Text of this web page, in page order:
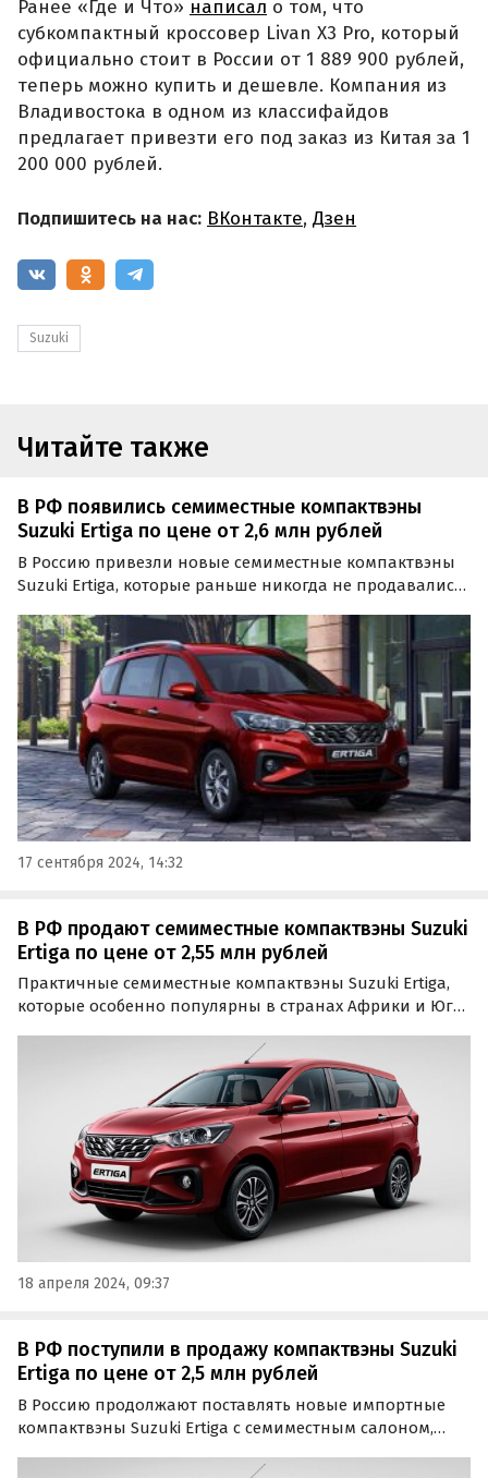
Ранее «Где и Что» написал о том, что
субкомпактный кроссовер Livan X3 Pro, который
официально стоит в России от 1 889 900 рублей,
теперь можно купить и дешевле. Компания из
Владивостока в одном из классифайдов
предлагает привезти его под заказ из Китая за 1
200 000 рублей.
Подпишитесь на нас: ВКонтакте, Дзен
Suzuki
Читайте также
В РФ появились семиместные компактвэны
Suzuki Ertiga по цене от 2,6 млн рублей
В Россию привезли новые семиместные компактвэны
Suzuki Ertiga, которые раньше никогда не продавались
одном из сайтов объявлений стартуют от 2 690 000
рублей, пишут «Автоновости дня».
17 сентября 2024, 14:32
В РФ продают семиместные компактвэны Suzuki
Ertiga по цене от 2,55 млн рублей
Практичные семиместные компактвэны Suzuki Ertiga,
которые особенно популярны в странах Африки и Юго-
18 апреля 2024, 09:37
В РФ поступили в продажу компактвэны Suzuki
Ertiga по цене от 2,5 млн рублей
В Россию продолжают поставлять новые импортные
компактвэны Suzuki Ertiga с семиместным салоном,